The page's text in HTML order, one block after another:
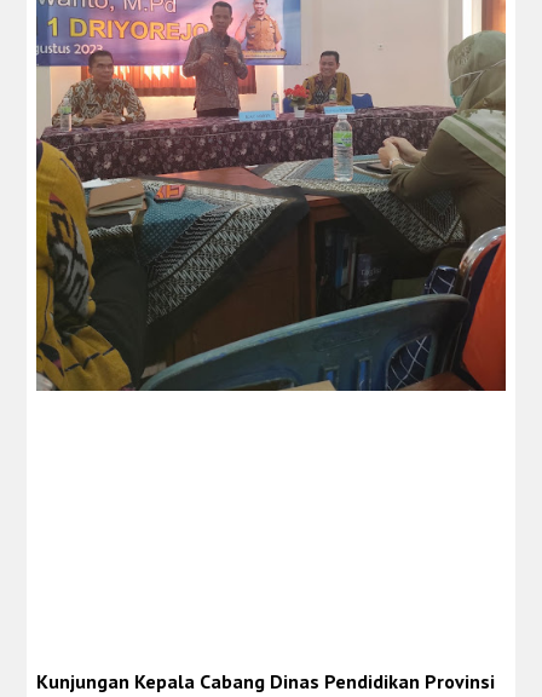
Kunjungan Kepala Cabang Dinas Pendidikan Provinsi